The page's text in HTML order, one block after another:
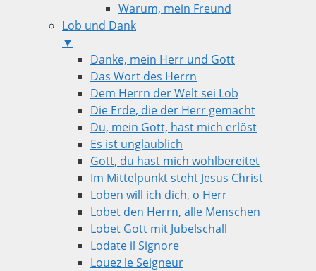
Warum, mein Freund
Lob und Dank
▼
Danke, mein Herr und Gott
Das Wort des Herrn
Dem Herrn der Welt sei Lob
Die Erde, die der Herr gemacht
Du, mein Gott, hast mich erlöst
Es ist unglaublich
Gott, du hast mich wohlbereitet
Im Mittelpunkt steht Jesus Christ
Loben will ich dich, o Herr
Lobet den Herrn, alle Menschen
Lobet Gott mit Jubelschall
Lodate il Signore
Louez le Seigneur